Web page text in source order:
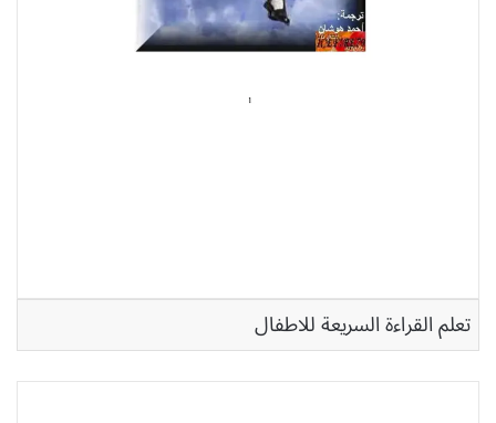
تعلم القراءة السريعة للاطفال